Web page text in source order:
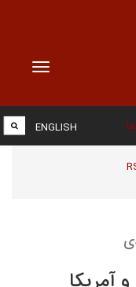
Toggle
ENGLISH